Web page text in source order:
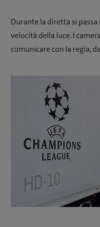
Durante la diretta si passa
velocità della luce. I
comunicare con la regia,